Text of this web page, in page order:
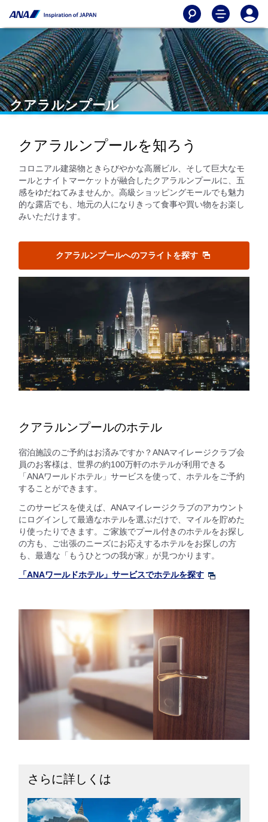
クアラルンプール
クアラルンプールを知ろう
コロニアル建築物ときらびやかな高層ビル、そして巨大なモ
ールとナイトマーケットが融合したクアラルンプールに、五
感をゆだねてみませんか。高級ショッピングモールでも魅力
的な露店でも、地元の人になりきって食事や買い物をお楽し
みいただけます。
クアラルンプールへのフライトを探す
クアラルンプールのホテル
宿泊施設のご予約はお済みですか？ANAマイレージクラブ会
員のお客様は、世界の約100万軒のホテルが利用できる
「ANAワールドホテル」サービスを使って、ホテルをご予約
することができます。
このサービスを使えば、ANAマイレージクラブのアカウント
にログインして最適なホテルを選ぶだけで、マイルを貯めた
り使ったりできます。ご家族でプール付きのホテルをお探し
の方も、ご出張のニーズにお応えするホテルをお探しの方
も、最適な「もうひとつの我が家」が見つかります。
「ANAワールドホテル」サービスでホテルを探す
さらに詳しくは